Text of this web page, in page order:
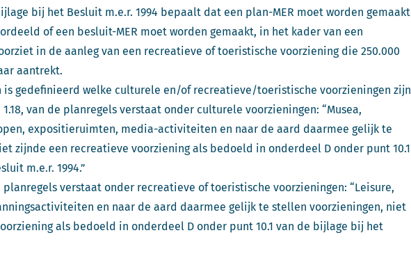
bij het Besluit m.e.r. 1994 bepaalt dat een plan-MER moet worden gemaakt
of een besluit-MER moet worden gemaakt, in het kader van een
in de aanleg van een recreatieve of toeristische voorziening die 250.000
aantrekt.
is gedefinieerd welke culturele en/of recreatieve/toeristische voorzieningen zijn
van de planregels verstaat onder culturele voorzieningen: “Musea,
expositieruimten, media-activiteiten en naar de aard daarmee gelijk te
zijnde een recreatieve voorziening als bedoeld in onderdeel D onder punt 10.1
m.e.r. 1994.”
planregels verstaat onder recreatieve of toeristische voorzieningen: “Leisure,
en naar de aard daarmee gelijk te stellen voorzieningen, niet
als bedoeld in onderdeel D onder punt 10.1 van de bijlage bij het